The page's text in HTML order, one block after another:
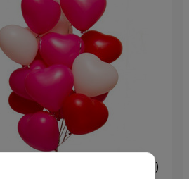
кульок (у формі сердець)